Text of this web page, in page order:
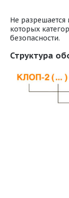
Не
которых
безопасности.
Структура